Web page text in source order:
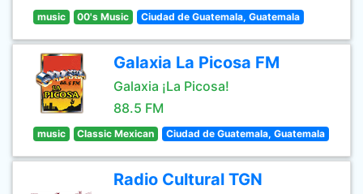
music 00's Music Ciudad de Guatemala, Guatemala
Galaxia La Picosa FM
Galaxia ¡La Picosa!
88.5 FM
music Classic Mexican Ciudad de Guatemala, Guatemala
Radio Cultural TGN